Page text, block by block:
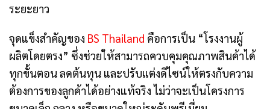
ระยะยาว
จุดแข็งสำคัญของ BS Thailand คือการเป็น “โรงงานผู้
ผลิตโดยตรง” ซึ่งช่วยให้สามารถควบคุมคุณภาพสินค้าได้
ทุกขั้นตอน ลดต้นทุน และปรับแต่งดีไซน์ให้ตรงกับความ
ต้องการของลูกค้าได้อย่างแท้จริง ไม่ว่าจะเป็นโครงการ